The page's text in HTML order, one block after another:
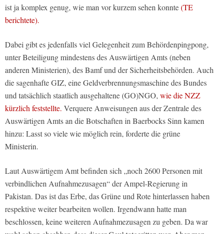
ist ja komplex genug, wie man vor kurzem sehen konnte(TE
berichtete).
Dabei gibt es jedenfalls viel Gelegenheit zum Behördenpingpong,
unter Beteiligung mindestens des Auswärtigen Amts (neben
anderen Ministerien), des Bamf und der Sicherheitsbehörden. Auch
die sagenhafte GIZ, eine Geldverbrennungsmaschine des Bundes
und tatsächlich staatlich ausgehaltene (GO)NGO, wie die NZZ
kürzlich feststellte. Verquere Anweisungen aus der Zentrale des
Auswärtigen Amts an die Botschaften in Baerbocks Sinn kamen
hinzu: Lasst so viele wie möglich rein, forderte die grüne
Ministerin.
Laut Auswärtigem Amt befinden sich „noch 2600 Personen mit
verbindlichen Aufnahmezusagen“ der Ampel-Regierung in
Pakistan. Das ist das Erbe, das Grüne und Rote hinterlassen haben
respektive weiter bearbeiten wollen. Irgendwann hatte man
beschlossen, keine weiteren Aufnahmezusagen zu geben. Da war